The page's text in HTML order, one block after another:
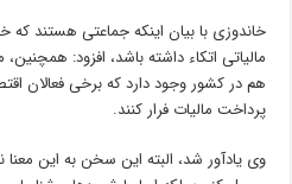
خاندوزی با بیان اینکه جماعتی هستند که
مالیاتی اتکاء داشته باشد، افزود:
هم در کشور وجود دارد که برخی فعالان
پرداخت مالیات فرار کنند.
وی یادآور شد، البته این سخن به این